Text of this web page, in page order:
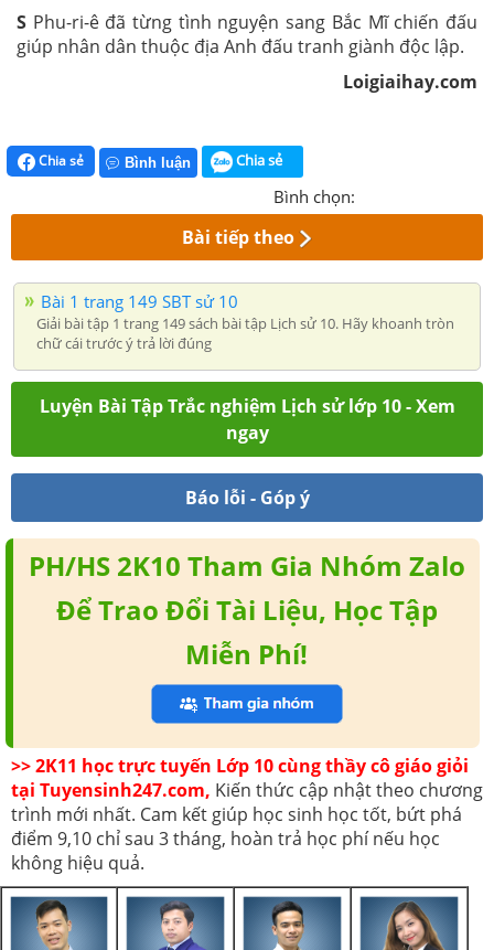
S Phu-ri-ê đã từng tình nguyện sang Bắc Mĩ chiến đấu
giúp nhân dân thuộc địa Anh đấu tranh giành độc lập.
Loigiaihay.com
Chia sẻ Bình luận Chia sẻ
Bình chọn:
Bài tiếp theo
Bài 1 trang 149 SBT sử 10
Giải bài tập 1 trang 149 sách bài tập Lịch sử 10. Hãy khoanh tròn
chữ cái trước ý trả lời đúng
Luyện Bài Tập Trắc nghiệm Lịch sử lớp 10 - Xem
ngay
Báo lỗi - Góp ý
PH/HS 2K10 Tham Gia Nhóm Zalo
Để Trao Đổi Tài Liệu, Học Tập
Miễn Phí!
>> 2K11 học trực tuyến Lớp 10 cùng thầy cô giáo giỏi
tại Tuyensinh247.com, Kiến thức cập nhật theo chương
trình mới nhất. Cam kết giúp học sinh học tốt, bứt phá
điểm 9,10 chỉ sau 3 tháng, hoàn trả học phí nếu học
không hiệu quả.